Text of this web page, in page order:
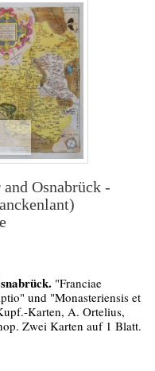
Osnabrück -
"Franciae
und "Monasteriensis et
Karten, A. Ortelius,
Zwei Karten auf 1 Blatt.